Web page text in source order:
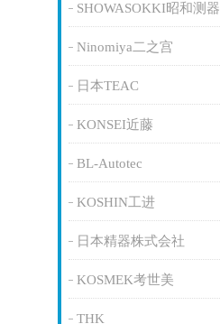
SHOWASOKKI昭和测器
Ninomiya二之宫
日本TEAC
KONSEI近藤
BL-Autotec
KOSHIN工进
日本精器株式会社
KOSMEK考世美
THK